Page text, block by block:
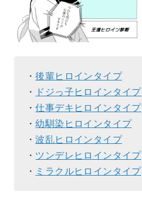
・後輩ヒロインタイプ
・ ドジっ子ヒロインタイプ
・仕事デキヒロインタイプ
・幼馴染ヒロインタイプ
・波乱ヒロインタイプ
・ ツンデレヒロインタイプ
・ ミラクルヒロインタイプ